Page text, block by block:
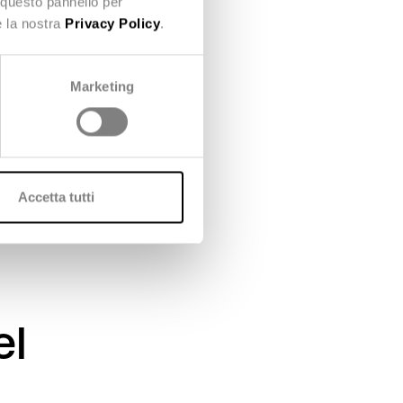
la nostra Privacy Policy.
Marketing
Accetta tutti
e
e 6G),
e